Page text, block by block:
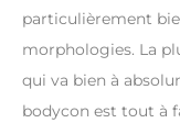
particulièrement
morphologies. La
qui va bien à
bodycon est tout à